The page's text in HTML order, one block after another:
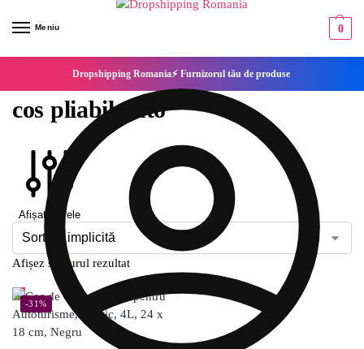
Meniu 0
Dropshipping Romania⚡ Furnizorul tău de produse
cos pliabil auto
Afișați filtrele
Afișez singurul rezultat
-31%